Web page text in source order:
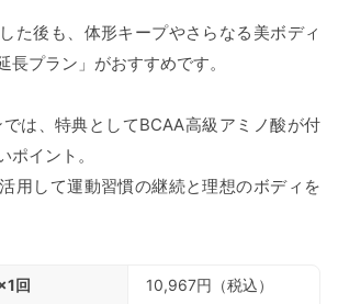
た後も、体形キープやさらなる美ボディ
長プラン」がおすすめです。
は、特典としてBCAA高級アミノ酸が付
ポイント。
用して運動習慣の継続と理想のボディを
回 10,967円（税込）